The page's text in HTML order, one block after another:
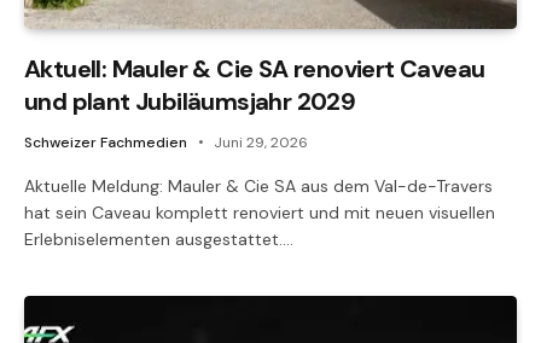
Aktuell: Mauler & Cie SA renoviert Caveau
und plant Jubiläumsjahr 2029
Schweizer Fachmedien Juni 29, 2026
Aktuelle Meldung: Mauler & Cie SA aus dem Val-de-Travers
hat sein Caveau komplett renoviert und mit neuen visuellen
Erlebniselementen ausgestattet.…